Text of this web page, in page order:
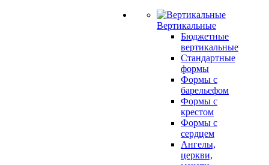
Вертикальные
Бюджетные
вертикальные
Стандартные
формы
Формы с
барельефом
Формы с
крестом
Формы с
сердцем
Ангелы,
церкви,